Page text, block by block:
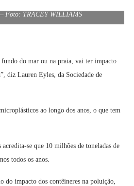
Foto: TRACEY WILLIAMS
do mar ou na praia, vai ter impacto
diz Lauren Eyles, da Sociedade de
ao longo dos anos, o que tem
se que 10 milhões de toneladas de
todos os anos.
do impacto dos contêineres na poluição,